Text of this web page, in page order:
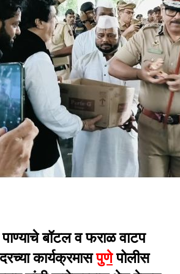
पाण्याचे बॉटल व फराळ वाटप
कार्यक्रमासपुणेपोलीस